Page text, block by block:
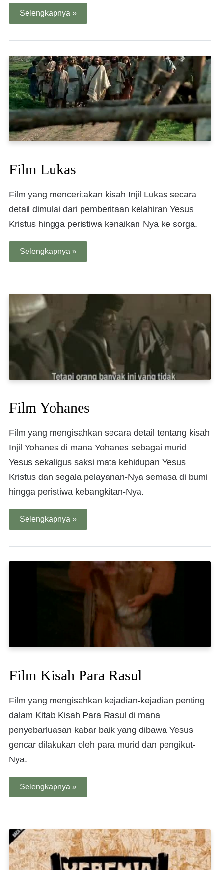
Selengkapnya »
Film Lukas
Film yang menceritakan kisah Injil Lukas secara
detail dimulai dari pemberitaan kelahiran Yesus
Kristus hingga peristiwa kenaikan-Nya ke sorga.
Selengkapnya »
Film Yohanes
Film yang mengisahkan secara detail tentang kisah
Injil Yohanes di mana Yohanes sebagai murid
Yesus sekaligus saksi mata kehidupan Yesus
Kristus dan segala pelayanan-Nya semasa di bumi
hingga peristiwa kebangkitan-Nya.
Selengkapnya »
Film Kisah Para Rasul
Film yang mengisahkan kejadian-kejadian penting
dalam Kitab Kisah Para Rasul di mana
penyebarluasan kabar baik yang dibawa Yesus
gencar dilakukan oleh para murid dan pengikut-
Nya.
Selengkapnya »